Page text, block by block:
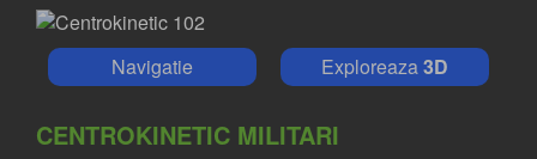
Navigatie Exploreaza3D
CENTROKINETIC MILITARI